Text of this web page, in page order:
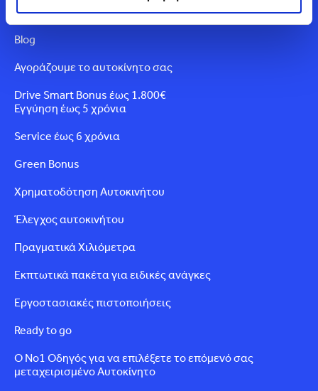
Web TV
Blog
Αγοράζουμε το αυτοκίνητο σας
Drive Smart Bonus έως 1.800€
Εγγύηση έως 5 χρόνια
Service έως 6 χρόνια
Green Bonus
Χρηματοδότηση Αυτοκινήτου
Έλεγχος αυτοκινήτου
Πραγματικά Χιλιόμετρα
Εκπτωτικά πακέτα για ειδικές ανάγκες
Εργοστασιακές πιστοποιήσεις
Ready to go
Ο Νο1 Οδηγός για να επιλέξετε το επόμενό σας
μεταχειρισμένο Αυτοκίνητο